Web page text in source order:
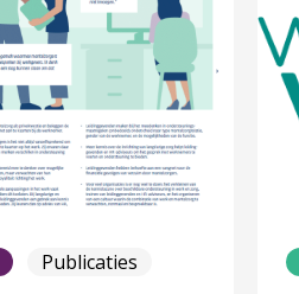
Publicaties